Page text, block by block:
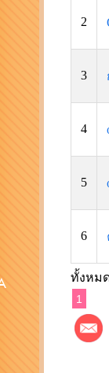
2
3
4
5
6
ทั้งหม
1